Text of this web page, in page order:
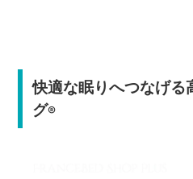
快適な眠りへつなげる
グ®